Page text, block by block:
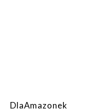
DlaAmazonek